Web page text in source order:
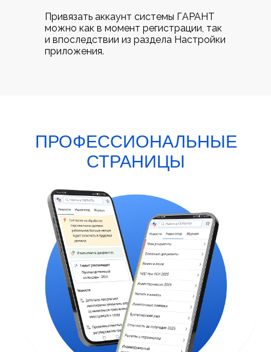
Привязать аккаунт системы ГАРАНТ
можно как в момент регистрации, так
и впоследствии из раздела Настройки
приложения.
ПРОФЕССИОНАЛЬНЫЕ
СТРАНИЦЫ